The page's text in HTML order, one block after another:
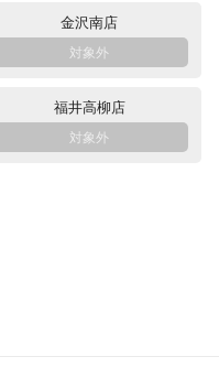
金沢南店
福井高柳店